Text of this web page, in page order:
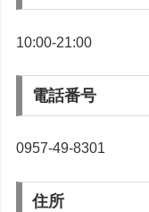
10:00-21:00
電話番号
0957-49-8301
住所